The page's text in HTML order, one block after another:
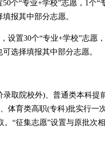
个“专业+学校”志愿，1个
报其中部分志愿。
设置30个“专业+学校”志愿
选择填报其中部分志愿。
取院校外)、普通类本科
体育类高职(专科)批实行一
。“征集志愿”设置与原批次